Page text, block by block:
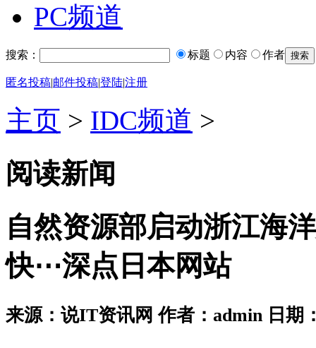
PC频道
搜索： 标题 内容 作者
匿名投稿|邮件投稿|登陆|注册
主页 > IDC频道 >
阅读新闻
自然资源部启动浙江海
快⋯深点日本网站
来源：说IT资讯网 作者：admin 日期